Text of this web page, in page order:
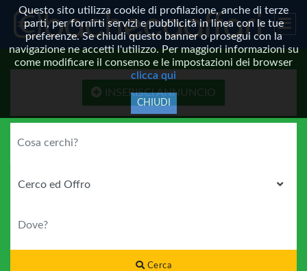
Questo sito utilizza cookie di profilazione, anche di terze
parti, per fornirti servizi e pubblicità in linea con le tue
preferenze. Se chiudi questo banner o prosegui con la
navigazione ne accetti l'utilizzo. Per maggiori informazioni su
come modificare il consenso e le impostazioni dei browser
clicca qui
CHIUDI
INSERISCI ANNUNCIO
Cerca